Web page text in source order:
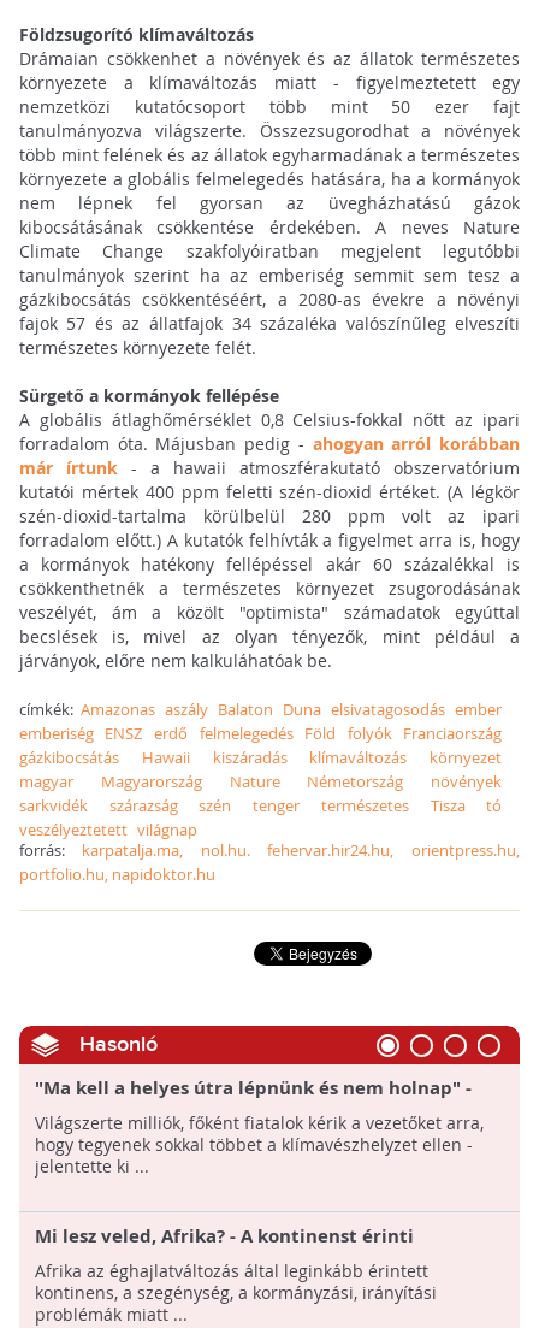
Földzsugorító klímaváltozás
Drámaian csökkenhet a növények és az állatok természetes
környezete a klímaváltozás miatt - figyelmeztetett egy
nemzetközi kutatócsoport több mint 50 ezer fajt
tanulmányozva világszerte. Összezsugorodhat a növények
több mint felének és az állatok egyharmadának a természetes
környezete a globális felmelegedés hatására, ha a kormányok
nem lépnek fel gyorsan az üvegházhatású gázok
kibocsátásának csökkentése érdekében. A neves Nature
Climate Change szakfolyóiratban megjelent legutóbbi
tanulmányok szerint ha az emberiség semmit sem tesz a
gázkibocsátás csökkentéséért, a 2080-as évekre a növényi
fajok 57 és az állatfajok 34 százaléka valószínűleg elveszíti
természetes környezete felét.
Sürgető a kormányok fellépése
A globális átlaghőmérséklet 0,8 Celsius-fokkal nőtt az ipari
forradalom óta. Májusban pedig - ahogyan arról korábban
már írtunk- a hawaii atmoszférakutató obszervatórium
kutatói mértek 400 ppm feletti szén-dioxid értéket. (A légkör
szén-dioxid-tartalma körülbelül 280 ppm volt az ipari
forradalom előtt.) A kutatók felhívták a figyelmet arra is, hogy
a kormányok hatékony fellépéssel akár 60 százalékkal is
csökkenthetnék a természetes környezet zsugorodásának
veszélyét, ám a közölt "optimista" számadatok egyúttal
becslések is, mivel az olyan tényezők, mint például a
járványok, előre nem kalkuláhatóak be.
címkék: Amazonas aszály Balaton Duna elsivatagosodás ember
emberiség ENSZ erdő felmelegedés Föld folyók Franciaország
gázkibocsátás
Hawaii kiszáradás klímaváltozás
környezet
magyar
Magyarország Nature Németország
növények
sarkvidék
szárazság szén tenger természetes Tisza
tó
veszélyeztetett világnap
forrás: karpatalja.ma, nol.hu. fehervar.hir24.hu, orientpress.hu,
portfolio.hu, napidoktor.hu
Hasonló
"Ma kell a helyes útra lépnünk és nem holnap" -
Megkezdődött a Éghajlat-változási Keretegyezmény
25. ülése Madridban
Világszerte milliók, főként fiatalok kérik a vezetőket arra,
hogy tegyenek sokkal többet a klímavészhelyzet ellen -
jelentette ki ...
Mi lesz veled, Afrika? - A kontinenst érinti
leginkább a klímaváltozás
Afrika az éghajlatváltozás által leginkább érintett
kontinens, a szegénység, a kormányzási, irányítási
problémák miatt ...